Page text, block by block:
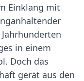
Einklang mit
in einem
Doch das
gerät aus den